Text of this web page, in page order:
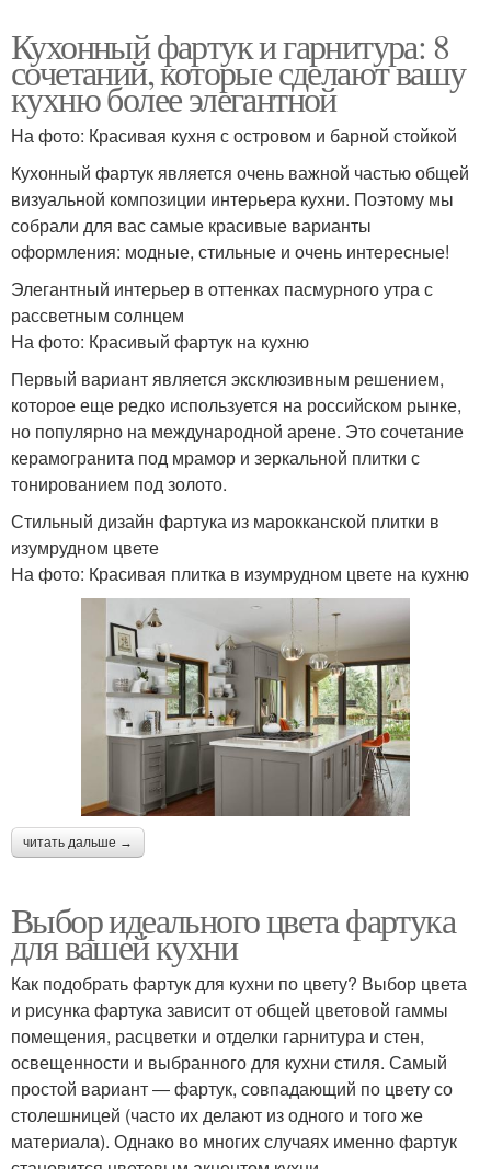
Кухонный фартук и гарнитура: 8
сочетаний, которые сделают вашу
кухню более элегантной
На фото: Красивая кухня с островом и барной стойкой
Кухонный фартук является очень важной частью общей
визуальной композиции интерьера кухни. Поэтому мы
собрали для вас самые красивые варианты
оформления: модные, стильные и очень интересные!
Элегантный интерьер в оттенках пасмурного утра с
рассветным солнцем
На фото: Красивый фартук на кухню
Первый вариант является эксклюзивным решением,
которое еще редко используется на российском рынке,
но популярно на международной арене. Это сочетание
керамогранита под мрамор и зеркальной плитки с
тонированием под золото.
Стильный дизайн фартука из марокканской плитки в
изумрудном цвете
На фото: Красивая плитка в изумрудном цвете на кухню
читать дальше →
Выбор идеального цвета фартука
для вашей кухни
Как подобрать фартук для кухни по цвету? Выбор цвета
и рисунка фартука зависит от общей цветовой гаммы
помещения, расцветки и отделки гарнитура и стен,
освещенности и выбранного для кухни стиля. Самый
простой вариант ― фартук, совпадающий по цвету со
столешницей (часто их делают из одного и того же
материала). Однако во многих случаях именно фартук